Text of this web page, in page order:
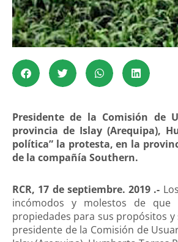
Presidente de la Comisión de
provincia de Islay (Arequipa),
política” la protesta, en la
de la compañía Southern.
RCR, 17 de septiembre. 2019 .-
incómodos y molestos de que
propiedades para sus propósitos
presidente de la Comisión de